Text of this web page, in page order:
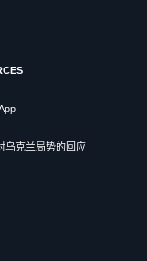
乌克兰局势的回应